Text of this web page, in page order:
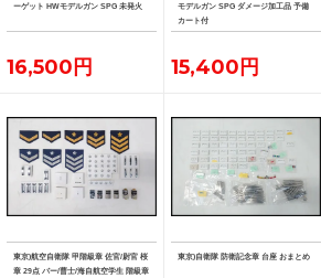
ーゲット HWモデルガン SPG 未発火
16,500円
モデルガン SPG ダメージ加工品 予備
カート付
15,400円
東京)航空自衛隊 甲階級章 佐官/尉官 桜
章 29点 バー/曹士/海自航空学生 階級章
東京)自衛隊 防衛記念章 台座 おまとめ